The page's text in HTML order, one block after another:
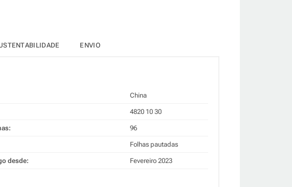
ENVIO
China
4820 10 30
96
Folhas pautadas
desde: Fevereiro 2023